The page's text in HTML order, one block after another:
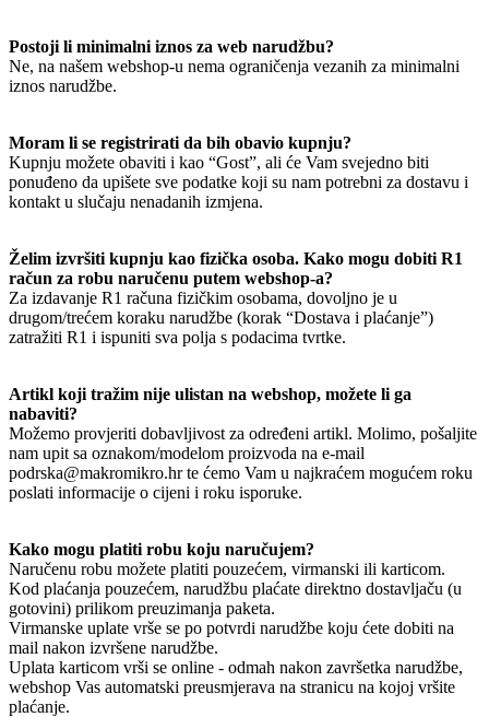
Postoji li minimalni iznos za web narudžbu?
Ne, na našem webshop-u nema ograničenja vezanih za minimalni
iznos narudžbe.
Moram li se registrirati da bih obavio kupnju?
Kupnju možete obaviti i kao “Gost”, ali će Vam svejedno biti
ponuđeno da upišete sve podatke koji su nam potrebni za dostavu i
kontakt u slučaju nenadanih izmjena.
Želim izvršiti kupnju kao fizička osoba. Kako mogu dobiti R1
račun za robu naručenu putem webshop-a?
Za izdavanje R1 računa fizičkim osobama, dovoljno je u
drugom/trećem koraku narudžbe (korak “Dostava i plaćanje”)
zatražiti R1 i ispuniti sva polja s podacima tvrtke.
Artikl koji tražim nije ulistan na webshop, možete li ga
nabaviti?
Možemo provjeriti dobavljivost za određeni artikl. Molimo, pošaljite
nam upit sa oznakom/modelom proizvoda na e-mail
podrska@makromikro.hr te ćemo Vam u najkraćem mogućem roku
poslati informacije o cijeni i roku isporuke.
Kako mogu platiti robu koju naručujem?
Naručenu robu možete platiti pouzećem, virmanski ili karticom.
Kod plaćanja pouzećem, narudžbu plaćate direktno dostavljaču (u
gotovini) prilikom preuzimanja paketa.
Virmanske uplate vrše se po potvrdi narudžbe koju ćete dobiti na
mail nakon izvršene narudžbe.
Uplata karticom vrši se online - odmah nakon završetka narudžbe,
webshop Vas automatski preusmjerava na stranicu na kojoj vršite
plaćanje.